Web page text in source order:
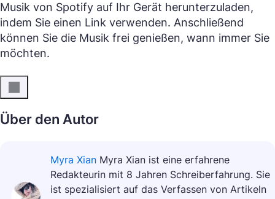
Musik von Spotify auf Ihr Gerät herunterzuladen,
indem Sie einen Link verwenden. Anschließend
können Sie die Musik frei genießen, wann immer Sie
möchten.
Über den Autor
Myra Xian Myra Xian ist eine erfahrene
Redakteurin mit 8 Jahren Schreiberfahrung. Sie
ist spezialisiert auf das Verfassen von Artikeln